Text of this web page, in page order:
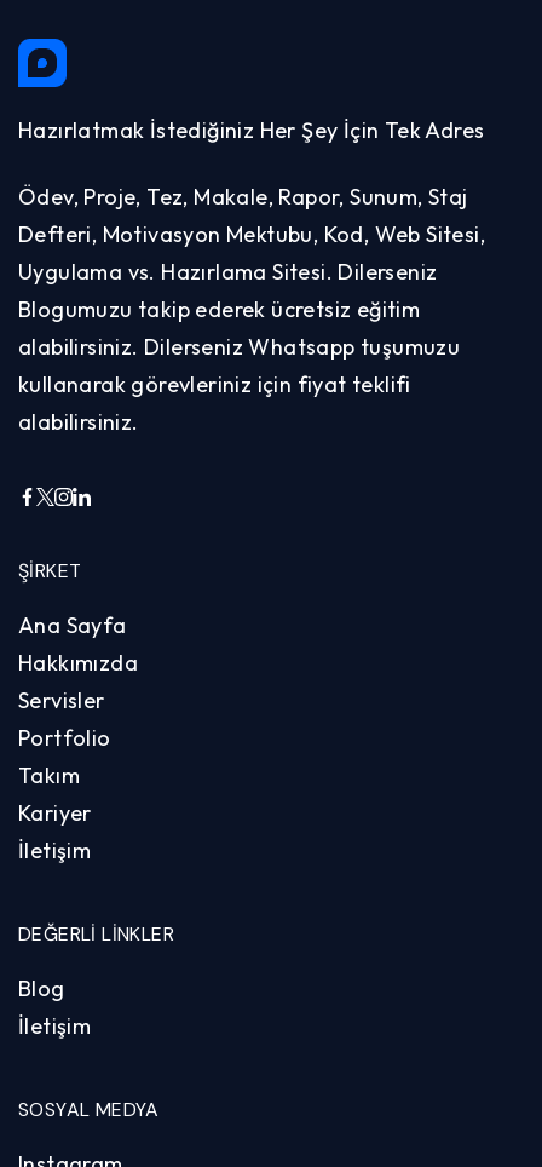
Hazırlatmak İstediğiniz Her Şey İçin Tek Adres
Ödev, Proje, Tez, Makale, Rapor, Sunum, Staj
Defteri, Motivasyon Mektubu, Kod, Web Sitesi,
Uygulama vs. Hazırlama Sitesi. Dilerseniz
Blogumuzu takip ederek ücretsiz eğitim
alabilirsiniz. Dilerseniz Whatsapp tuşumuzu
kullanarak görevleriniz için fiyat teklifi
alabilirsiniz.
ŞIRKET
Ana Sayfa
Hakkımızda
Servisler
Portfolio
Takım
Kariyer
İletişim
DEĞERLI LINKLER
Blog
İletişim
SOSYAL MEDYA